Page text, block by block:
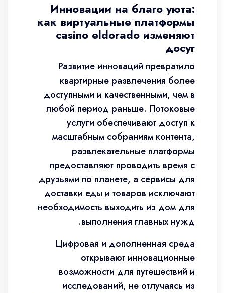
Инновации на благо уюта:
как виртуальные платформы
casino eldorado изменяют
досуг
Развитие инноваций превратило
квартирные развлечения более
доступными и качественными, чем в
любой период раньше. Потоковые
услуги обеспечивают доступ к
масштабным собраниям контента,
развлекательные платформы
предоставляют проводить время с
друзьями по планете, а сервисы для
доставки еды и товаров исключают
необходимость выходить из дом для
выполнения главных нужд.
Цифровая и дополненная среда
открывают инновационные
возможности для путешествий и
исследований, не отлучаясь из